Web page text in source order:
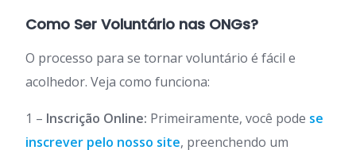
Como Ser Voluntário nas ONGs?
O processo para se tornar voluntário é fácil e
acolhedor. Veja como funciona:
1 – Inscrição Online: Primeiramente, você pode se
inscrever pelo nosso site, preenchendo um